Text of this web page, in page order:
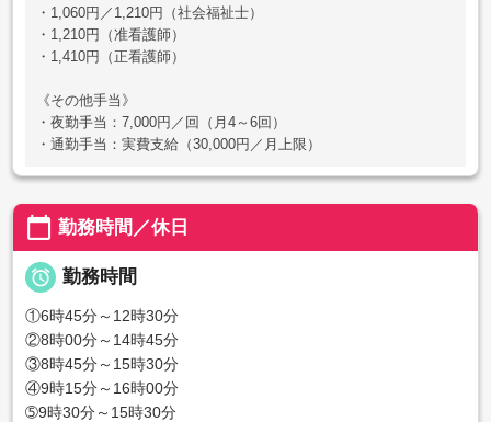
・1,060円／1,210円（社会福祉士）
・1,210円（准看護師）
・1,410円（正看護師）
《その他手当》
・夜勤手当：7,000円／回（月4～6回）
・通勤手当：実費支給（30,000円／月上限）
calendar_today 勤務時間／休日
 勤務時間
①6時45分～12時30分
②8時00分～14時45分
③8時45分～15時30分
④9時15分～16時00分
➄9時30分～15時30分